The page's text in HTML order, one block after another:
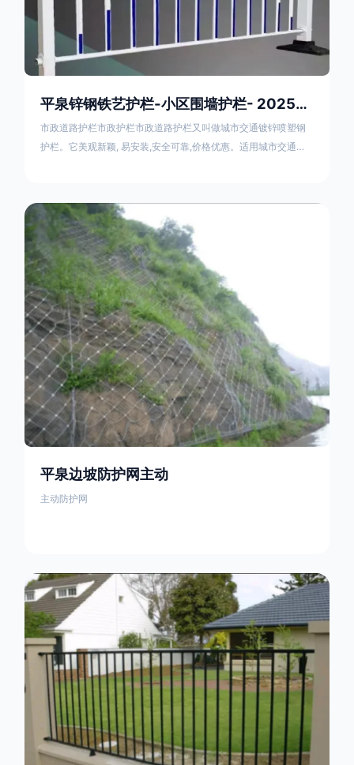
平泉锌钢铁艺护栏-小区围墙护栏- 2025年17631598285新报价
市政道路护栏市政护栏市政道路护栏又叫做城市交通镀锌喷塑钢
护栏。它美观新颖, 易安装,安全可靠,价格优惠。适用城市交通要
隔离栏，市政道路隔离护栏，人行道路护栏，机动与非机动隔离
护栏、道路中心隔离护栏、带广告牌道路隔离护栏、河道安全护
栏、草坪花坛护栏等市政道路隔离护栏规格齐全、品种多，可以
任
平泉边坡防护网主动
主动防护网